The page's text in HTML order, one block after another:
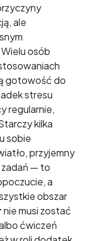
ale
osób
gotowość do
stresu
regularnie,
kilka
sobie
przyjemny
zadań — to
a
obszar
nie musi zostać
ćwiczeń